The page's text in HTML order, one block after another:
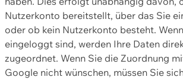
Nutzerkonto bereitstellt, über das Sie
oder ob kein Nutzerkonto besteht.
eingeloggt sind, werden Ihre Daten
zugeordnet. Wenn Sie die Zuordnung
Google nicht wünschen, müssen Sie